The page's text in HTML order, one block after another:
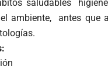
saludables
ambiente, antes que